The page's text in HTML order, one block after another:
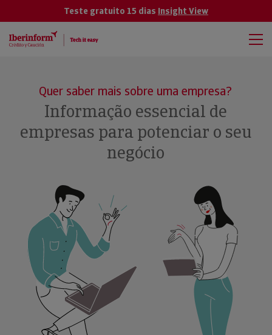
Teste gratuito 15 dias Insight View
Quer saber mais sobre uma empresa?
Informação essencial de
empresas para potenciar o seu
negócio